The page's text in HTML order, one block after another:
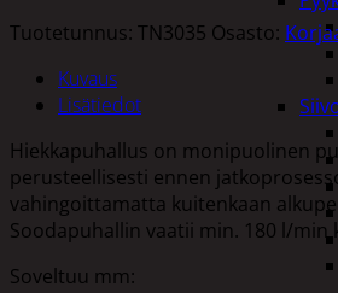
Tuotetunnus: TN3035 Osasto:
Kuvaus
Lisätiedot
Hiekkapuhallus on monipuolinen
perusteellisesti ennen
vahingoittamatta kuitenkaan
Soodapuhallin vaatii min. 180 l/min
Soveltuu mm: